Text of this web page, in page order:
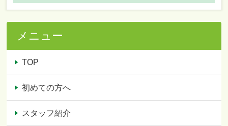
メニュー
TOP
初めての方へ
スタッフ紹介